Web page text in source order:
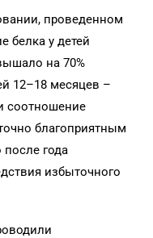
проведенном
белка у детей
на 70%
12–18 месяцев –
соотношение
благоприятным
после года
избыточного